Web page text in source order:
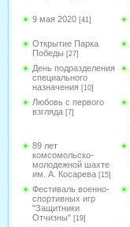
9 мая 2020 [41]
Открытие Парка
Победы [27]
День подразделения
специального
назначения [10]
Любовь с первого
взгляда [7]
89 лет
комсомольско-
молодежной шахте
им. А. Косарева [15]
Фестиваль военно-
спортивных игр
"Защитники
Отчизны" [19]